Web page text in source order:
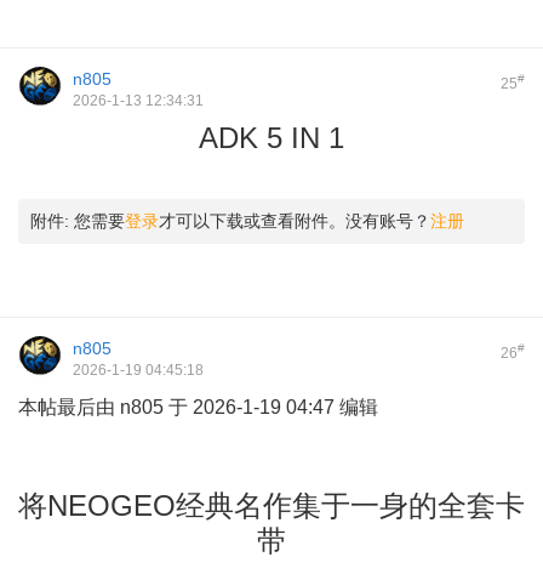
25#
n805
2026-1-13 12:34:31
ADK 5 IN 1
附件: 您需要登录才可以下载或查看附件。没有账号？注册
26#
n805
2026-1-19 04:45:18
本帖最后由 n805 于 2026-1-19 04:47 编辑
将NEOGEO经典名作集于一身的全套卡
带